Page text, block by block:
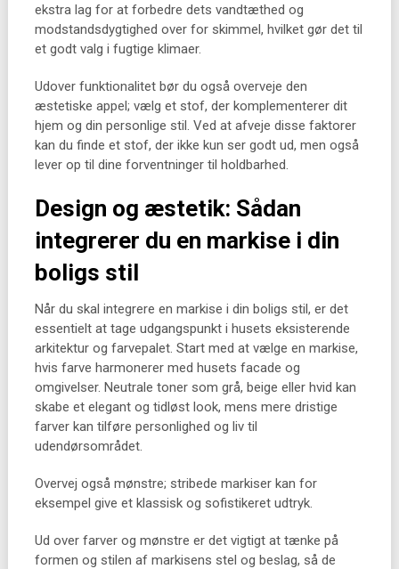
ekstra lag for at forbedre dets vandtæthed og
modstandsdygtighed over for skimmel, hvilket gør det til
et godt valg i fugtige klimaer.
Udover funktionalitet bør du også overveje den
æstetiske appel; vælg et stof, der komplementerer dit
hjem og din personlige stil. Ved at afveje disse faktorer
kan du finde et stof, der ikke kun ser godt ud, men også
lever op til dine forventninger til holdbarhed.
Design og æstetik: Sådan
integrerer du en markise i din
boligs stil
Når du skal integrere en markise i din boligs stil, er det
essentielt at tage udgangspunkt i husets eksisterende
arkitektur og farvepalet. Start med at vælge en markise,
hvis farve harmonerer med husets facade og
omgivelser. Neutrale toner som grå, beige eller hvid kan
skabe et elegant og tidløst look, mens mere dristige
farver kan tilføre personlighed og liv til
udendørsområdet.
Overvej også mønstre; stribede markiser kan for
eksempel give et klassisk og sofistikeret udtryk.
Ud over farver og mønstre er det vigtigt at tænke på
formen og stilen af markisens stel og beslag, så de